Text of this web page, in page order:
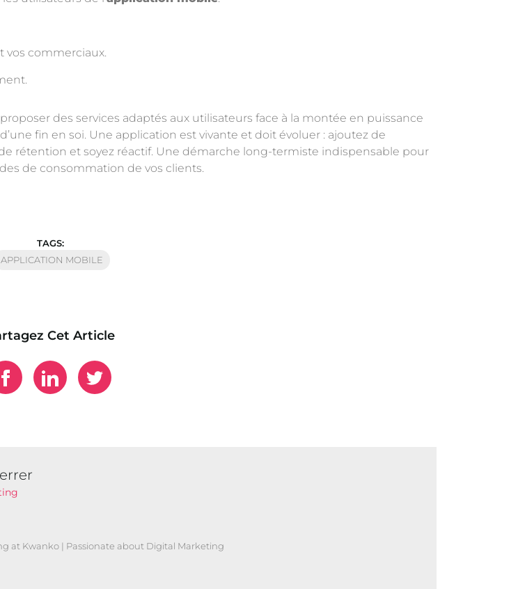
vos commerciaux.
des services adaptés aux utilisateurs face à la montée en puissance
fin en soi. Une application est vivante et doit évoluer : ajoutez de
rétention et soyez réactif. Une démarche long-termiste indispensable pour
de consommation de vos clients.
TAGS:
APPLICATION MOBILE
Cet Article
at Kwanko | Passionate about Digital Marketing